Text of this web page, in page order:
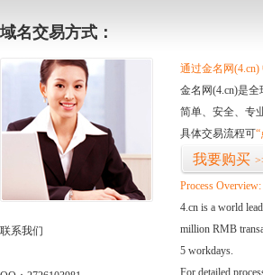
域名交易方式：
联系我们
通过金名网(4.cn)
金名网(4.cn)是
简单、安全、专
具体交易流程可
我要购买
Process Overview:
4.cn is a world
million RMB
5 workdays.
For detailed